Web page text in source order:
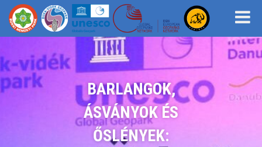
BARLANGOK,
ÁSVÁNYOK ÉS
ŐSLÉNYEK: